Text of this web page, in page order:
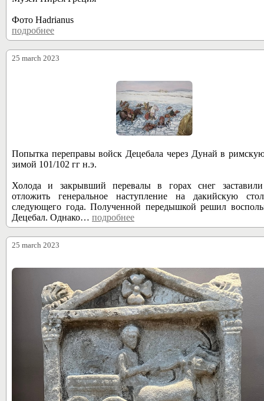
Фото Hadrianus
подробнее
25 march 2023
Попытка переправы войск Децебала через Дунай в
зимой 101/102 гг н.э.
Холода и закрывший перевалы в горах снег
отложить генеральное наступление на дакийскую
следующего года. Полученной передышкой решил
Децебал. Однако… подробнее
25 march 2023